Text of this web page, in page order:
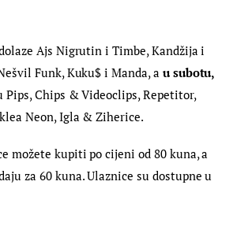
Ajs Nigrutin i Timbe, Kandžija i
Funk, Kuku$ i Manda, a u subotu,
Chips & Videoclips, Repetitor,
Neon, Igla & Ziherice.
možete kupiti po cijeni od 80 kuna, a
za 60 kuna. Ulaznice su dostupne u